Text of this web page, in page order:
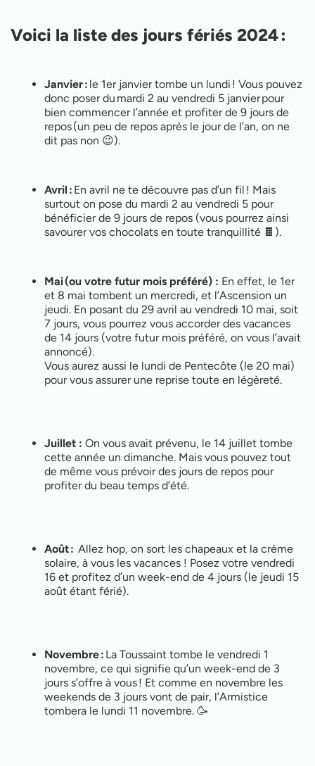
Voici la liste des jours fériés 2024 :
Janvier : le 1er janvier tombe un lundi ! Vous pouvez
donc poser du mardi 2 au vendredi 5 janvier pour
bien commencer l’année et profiter de 9 jours de
repos (un peu de repos après le jour de l’an, on ne
dit pas non 😉).
Avril : En avril ne te découvre pas d’un fil ! Mais
surtout on pose du mardi 2 au vendredi 5 pour
bénéficier de 9 jours de repos (vous pourrez ainsi
savourer vos chocolats en toute tranquillité 🍫).
Mai (ou votre futur mois préféré) : En effet, le 1er
et 8 mai tombent un mercredi, et l’Ascension un
jeudi. En posant du 29 avril au vendredi 10 mai, soit
7 jours, vous pourrez vous accorder des vacances
de 14 jours (votre futur mois préféré, on vous l’avait
annoncé).
Vous aurez aussi le lundi de Pentecôte (le 20 mai)
pour vous assurer une reprise toute en légèreté.
Juillet : On vous avait prévenu, le 14 juillet tombe
cette année un dimanche. Mais vous pouvez tout
de même vous prévoir des jours de repos pour
profiter du beau temps d’été.
Août : Allez hop, on sort les chapeaux et la crème
solaire, à vous les vacances ! Posez votre vendredi
16 et profitez d’un week-end de 4 jours (le jeudi 15
août étant férié).
Novembre : La Toussaint tombe le vendredi 1
novembre, ce qui signifie qu’un week-end de 3
jours s’offre à vous ! Et comme en novembre les
weekends de 3 jours vont de pair, l’Armistice
tombera le lundi 11 novembre. 🥳